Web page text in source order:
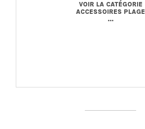
VOIR LA CATÉGORIE
ACCESSOIRES PLAGE
...